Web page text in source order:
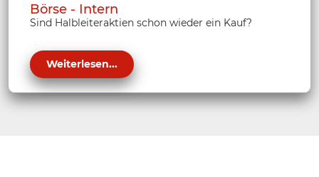
Börse - Intern
Sind Halbleiteraktien schon wieder ein Kauf?
Weiterlesen...